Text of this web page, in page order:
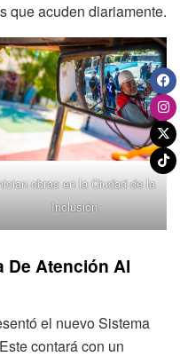
que acuden diariamente.
obras en la Ciudad de la
Inclusión
De Atención Al
el nuevo Sistema
contará con un